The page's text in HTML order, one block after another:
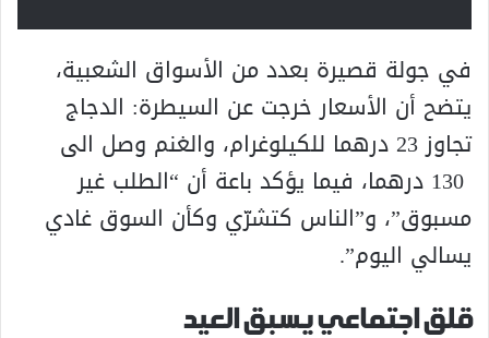
في جولة قصيرة بعدد من الأسواق الشعبية،
يتضح أن الأسعار خرجت عن السيطرة: الدجاج
تجاوز 23 درهما للكيلوغرام، والغنم وصل الى
130 درهما، فيما يؤكد باعة أن “الطلب غير
مسبوق”، و”الناس كتشرّي وكأن السوق غادي
يسالي اليوم”.
قلق اجتماعي يسبق العيد